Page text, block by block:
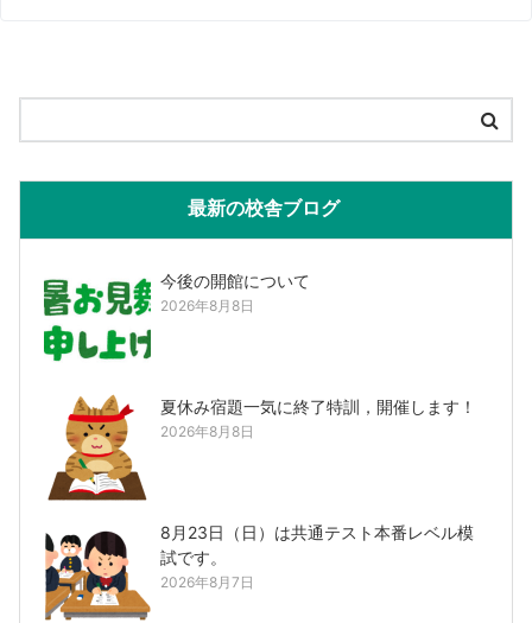
最新の校舎ブログ
今後の開館について
2026年8月8日
夏休み宿題一気に終了特訓，開催します！
2026年8月8日
8月23日（日）は共通テスト本番レベル模
試です。
2026年8月7日